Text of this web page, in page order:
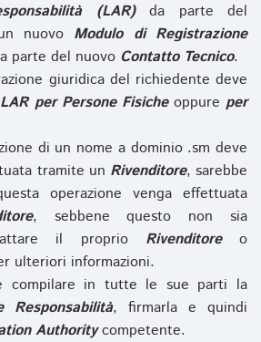
(LAR)da parte del
nuovo Modulo di Registrazione
parte del nuovo Contatto Tecnico.
giuridica del richiedente deve
LAR per Persone Fisicheoppure per
di un nome a dominio .sm deve
tramite un Rivenditore, sarebbe
operazione venga effettuata
, sebbene questo non sia
il proprio Rivenditoreo
ulteriori informazioni.
compilare in tutte le sue parti la
Responsabilità, firmarla e quindi
Authoritycompetente.